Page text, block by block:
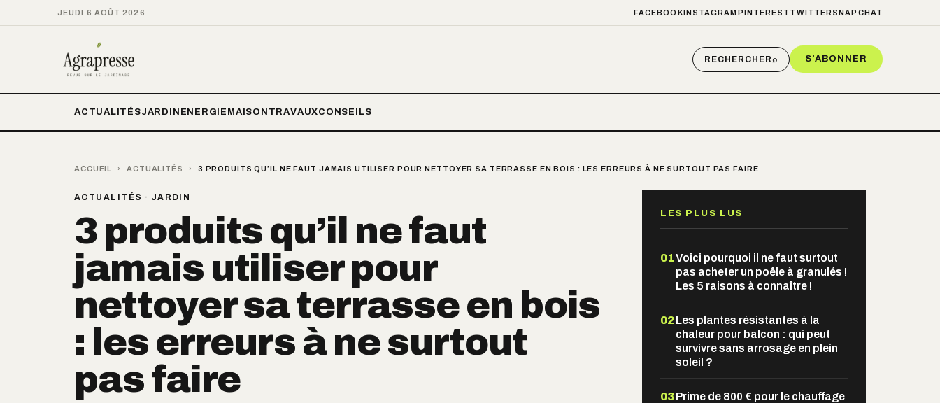
JEUDI 6 AOÛT 2026 FACEBOOKINSTAGRAM PINTEREST TWITTER SNAPCHAT
RECHERCHER⌕ S’ABONNER
ACTUALITÉSJARDIN ENERGIE MAISON TRAVAUXCONSEILS
ACCUEIL › ACTUALITÉS › 3 PRODUITS QU’IL NE FAUT JAMAIS UTILISER POUR NETTOYER SA TERRASSE EN BOIS : LES ERREURS À NE SURTOUT PAS FAIRE
ACTUALITÉS · JARDIN
3 produits qu’il ne faut
jamais utiliser pour
nettoyer sa terrasse en bois
: les erreurs à ne surtout
pas faire
LES PLUS LUS
01Voici pourquoi il ne faut surtout
pas acheter un poêle à granulés !
Les 5 raisons à connaître !
02Les plantes résistantes à la
chaleur pour balcon : qui peut
survivre sans arrosage en plein
soleil ?
03Prime de 800 € pour le chauffage